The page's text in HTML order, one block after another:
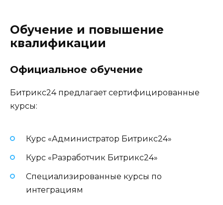
Обучение и повышение
квалификации
Официальное обучение
Битрикс24 предлагает сертифицированные
курсы:
Курс «Администратор Битрикс24»
Курс «Разработчик Битрикс24»
Специализированные курсы по
интеграциям